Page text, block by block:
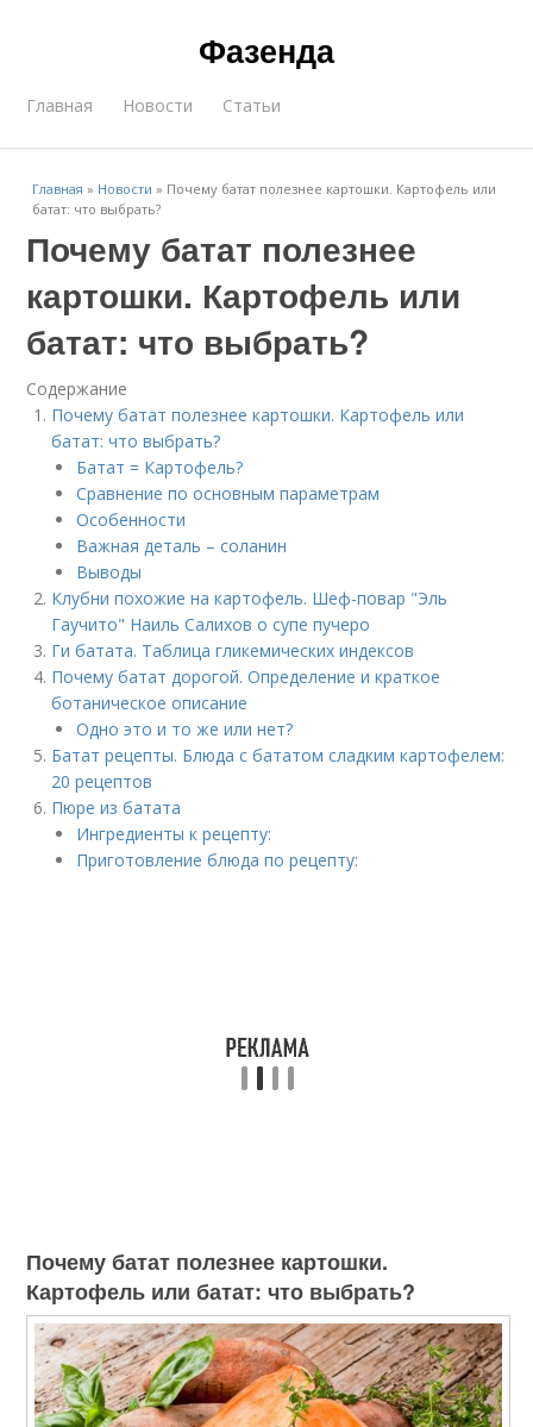
Фазенда
Главная Новости Статьи
Главная » Новости » Почему батат полезнее картошки. Картофель или
батат: что выбрать?
Почему батат полезнее
картошки. Картофель или
батат: что выбрать?
Содержание
Почему батат полезнее картошки. Картофель или
батат: что выбрать?
Батат = Картофель?
Сравнение по основным параметрам
Особенности
Важная деталь – соланин
Выводы
Клубни похожие на картофель. Шеф-повар "Эль
Гаучито" Наиль Салихов о супе пучеро
Ги батата. Таблица гликемических индексов
Почему батат дорогой. Определение и краткое
ботаническое описание
Одно это и то же или нет?
Батат рецепты. Блюда с бататом сладким картофелем:
20 рецептов
Пюре из батата
Ингредиенты к рецепту:
Приготовление блюда по рецепту:
Почему батат полезнее картошки.
Картофель или батат: что выбрать?